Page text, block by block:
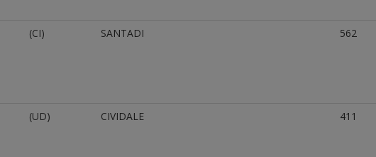
(CI) SANTADI 562
(UD) CIVIDALE 411